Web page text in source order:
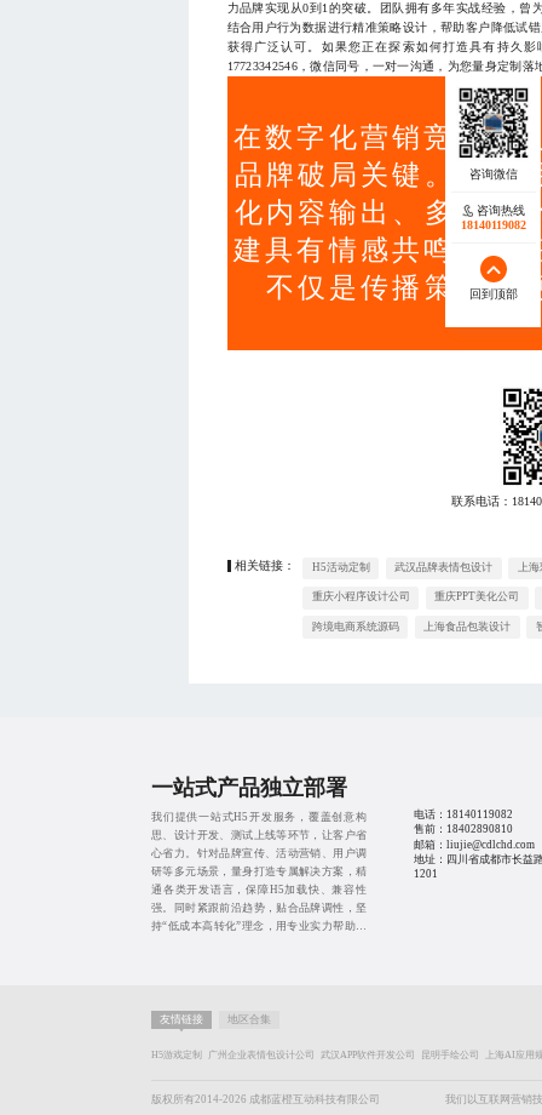
力品牌实现从0到1的突破。团队拥有多年实战经验，
结合用户行为数据进行精准策略设计，帮助客户降低试
获得广泛认可。如果您正在探索如何打造具有持久影
17723342546，微信同号，一对一沟通，为您量身定制落
在数字化营销竞争加
品牌破局关键。通过
化内容输出、多平台
建具有情感共鸣与信
不仅是传播策略，
联系电话：
相关链接： H5活动定制 武汉品牌表情包设计 上
重庆小程序设计公司 重庆PPT美化公司
跨境电商系统源码 上海食品包装设计
咨询热线
18140119082
回到顶部
一站式产品独立部署
我们提供一站式H5开发服务，覆盖创意构
思、设计开发、测试上线等环节，让客户省
心省力。针对品牌宣传、活动营销、用户调
研等多元场景，量身打造专属解决方案，精
通各类开发语言，保障H5加载快、兼容性
强。同时紧跟前沿趋势，贴合品牌调性，坚
持“低成本高转化”理念，用专业实力帮助企
电话： 18140119082
售前： 18402890810
邮箱：liujie@cdlchd.com
地址：四川省成都市长益
1201
友情链接 地区合集
H5游戏定制 广州企业表情包设计公司 武汉APP软件开发公司 昆明手绘公司 上海AI应用
版权所有2014-2026 成都蓝橙互动科技有限公司 我们以互联网营销